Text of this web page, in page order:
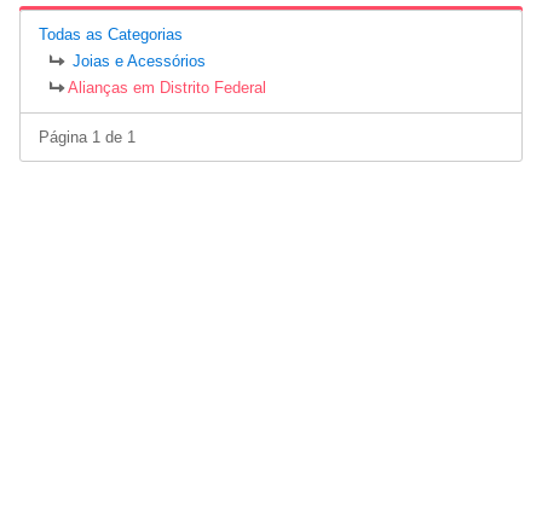
Todas as Categorias
Joias e Acessórios
Alianças em Distrito Federal
Página 1 de 1